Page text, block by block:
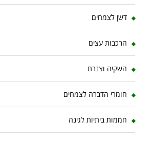
דשן לצמחים
הרכבות עצים
השקיה וצנרת
חומרי הדברה לצמחים
חממות ביתיות לגינה